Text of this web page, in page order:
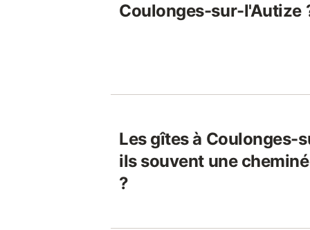
Coulonges-sur-l'Autize
Les gîtes à Coulonges-
ils souvent une
?